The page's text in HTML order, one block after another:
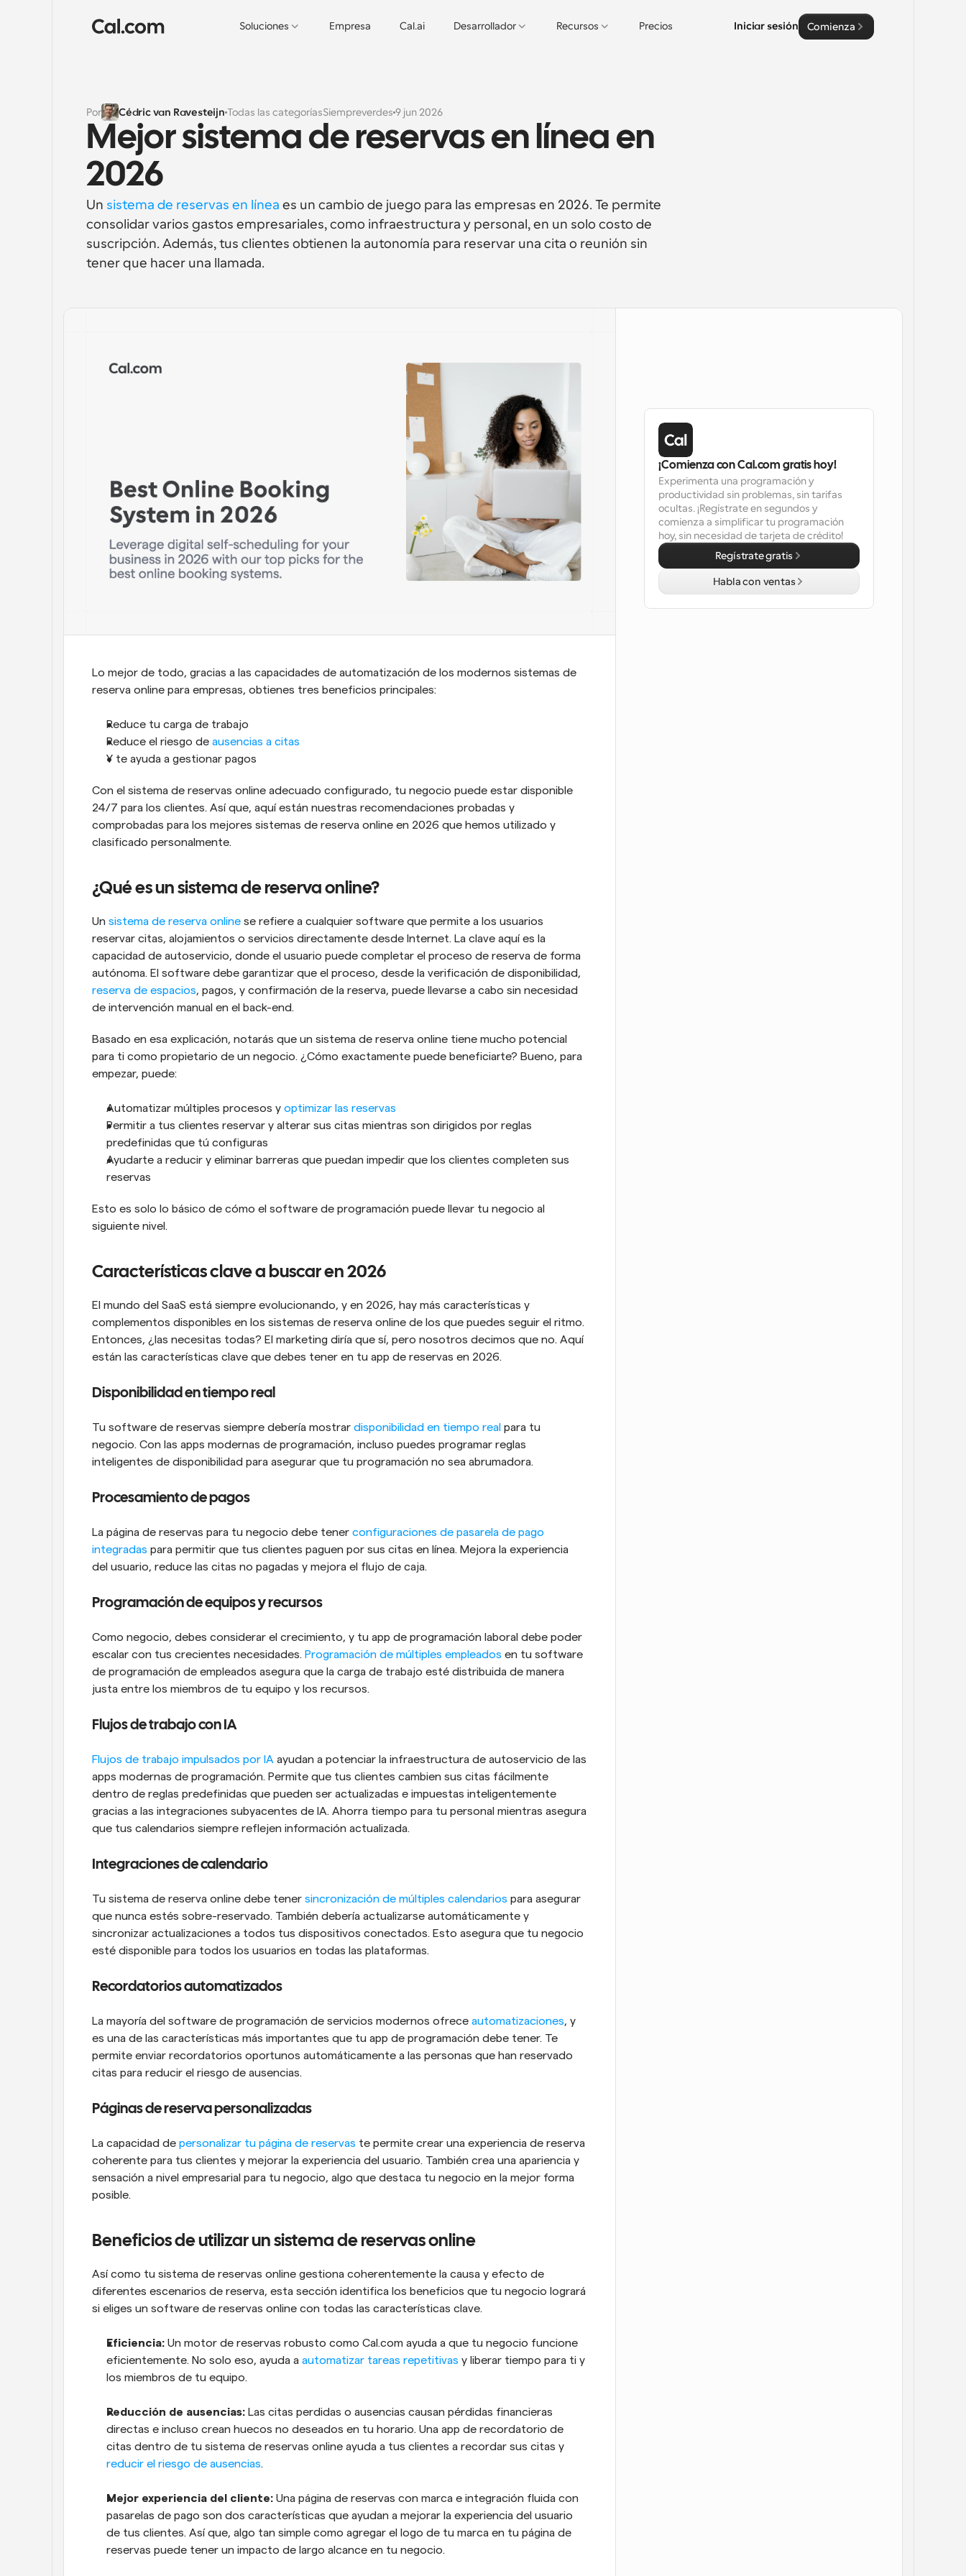
Soluciones Empresa Cal.ai Desarrollador Recursos Precios Iniciar sesión Comienza
Por Cédric van Ravesteijn Todas las categoríasSiempreverdes 9 jun 2026
Mejor sistema de reservas en línea en
2026
Un sistema de reservas en línea es un cambio de juego para las empresas en 2026. Te permite
consolidar varios gastos empresariales, como infraestructura y personal, en un solo costo de
suscripción. Además, tus clientes obtienen la autonomía para reservar una cita o reunión sin
tener que hacer una llamada.
Lo mejor de todo, gracias a las capacidades de automatización de los modernos sistemas de
reserva online para empresas, obtienes tres beneficios principales:
Reduce tu carga de trabajo
Reduce el riesgo de ausencias a citas
Y te ayuda a gestionar pagos
Con el sistema de reservas online adecuado configurado, tu negocio puede estar disponible
24/7 para los clientes. Así que, aquí están nuestras recomendaciones probadas y
comprobadas para los mejores sistemas de reserva online en 2026 que hemos utilizado y
clasificado personalmente.
¿Qué es un sistema de reserva online?
Un sistema de reserva online se refiere a cualquier software que permite a los usuarios
reservar citas, alojamientos o servicios directamente desde Internet. La clave aquí es la
capacidad de autoservicio, donde el usuario puede completar el proceso de reserva de forma
reserva de espacios, pagos, y confirmación de la reserva, puede llevarse a cabo sin necesidad
de intervención manual en el back-end.
Basado en esa explicación, notarás que un sistema de reserva online tiene mucho potencial
para ti como propietario de un negocio. ¿Cómo exactamente puede beneficiarte? Bueno, para
empezar, puede:
Automatizar múltiples procesos y optimizar las reservas
Permitir a tus clientes reservar y alterar sus citas mientras son dirigidos por reglas
predefinidas que tú configuras
Ayudarte a reducir y eliminar barreras que puedan impedir que los clientes completen sus
reservas
Esto es solo lo básico de cómo el software de programación puede llevar tu negocio al
siguiente nivel.
Características clave a buscar en 2026
El mundo del SaaS está siempre evolucionando, y en 2026, hay más características y
complementos disponibles en los sistemas de reserva online de los que puedes seguir el ritmo.
Entonces, ¿las necesitas todas? El marketing diría que sí, pero nosotros decimos que no. Aquí
están las características clave que debes tener en tu app de reservas en 2026.
Disponibilidad en tiempo real
Tu software de reservas siempre debería mostrar disponibilidad en tiempo real para tu
negocio. Con las apps modernas de programación, incluso puedes programar reglas
inteligentes de disponibilidad para asegurar que tu programación no sea abrumadora.
Procesamiento de pagos
La página de reservas para tu negocio debe tener configuraciones de pasarela de pago
integradas para permitir que tus clientes paguen por sus citas en línea. Mejora la experiencia
del usuario, reduce las citas no pagadas y mejora el flujo de caja.
Programación de equipos y recursos
Como negocio, debes considerar el crecimiento, y tu app de programación laboral debe poder
escalar con tus crecientes necesidades. Programación de múltiples empleados en tu software
de programación de empleados asegura que la carga de trabajo esté distribuida de manera
justa entre los miembros de tu equipo y los recursos.
Flujos de trabajo con IA
Flujos de trabajo impulsados por IA ayudan a potenciar la infraestructura de autoservicio de las
apps modernas de programación. Permite que tus clientes cambien sus citas fácilmente
dentro de reglas predefinidas que pueden ser actualizadas e impuestas inteligentemente
gracias a las integraciones subyacentes de IA. Ahorra tiempo para tu personal mientras asegura
que tus calendarios siempre reflejen información actualizada.
Integraciones de calendario
Tu sistema de reserva online debe tener sincronización de múltiples calendarios para asegurar
que nunca estés sobre-reservado. También debería actualizarse automáticamente y
sincronizar actualizaciones a todos tus dispositivos conectados. Esto asegura que tu negocio
esté disponible para todos los usuarios en todas las plataformas.
Recordatorios automatizados
La mayoría del software de programación de servicios modernos ofrece automatizaciones, y
es una de las características más importantes que tu app de programación debe tener. Te
permite enviar recordatorios oportunos automáticamente a las personas que han reservado
citas para reducir el riesgo de ausencias.
Páginas de reserva personalizadas
La capacidad de personalizar tu página de reservas te permite crear una experiencia de reserva
coherente para tus clientes y mejorar la experiencia del usuario. También crea una apariencia y
sensación a nivel empresarial para tu negocio, algo que destaca tu negocio en la mejor forma
posible.
Beneficios de utilizar un sistema de reservas online
Así como tu sistema de reservas online gestiona coherentemente la causa y efecto de
diferentes escenarios de reserva, esta sección identifica los beneficios que tu negocio logrará
si eliges un software de reservas online con todas las características clave.
Eficiencia: Un motor de reservas robusto como Cal.com ayuda a que tu negocio funcione
eficientemente. No solo eso, ayuda a automatizar tareas repetitivas y liberar tiempo para ti y
los miembros de tu equipo.
Reducción de ausencias: Las citas perdidas o ausencias causan pérdidas financieras
directas e incluso crean huecos no deseados en tu horario. Una app de recordatorio de
reducir el riesgo de ausencias.
Mejor experiencia del cliente: Una página de reservas con marca e integración fluida con
pasarelas de pago son dos características que ayudan a mejorar la experiencia del usuario
de tus clientes. Así que, algo tan simple como agregar el logo de tu marca en tu página de
reservas puede tener un impacto de largo alcance en tu negocio.
¡Comienza con Cal.com gratis hoy!
Experimenta una programación y
productividad sin problemas, sin tarifas
ocultas. ¡Regístrate en segundos y
comienza a simplificar tu programación
hoy, sin necesidad de tarjeta de crédito!
Regístrate gratis
Habla con ventas